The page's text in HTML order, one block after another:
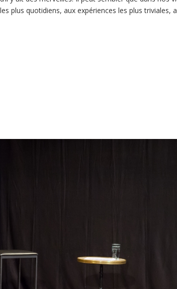
plus quotidiens, aux expériences les plus triviales,